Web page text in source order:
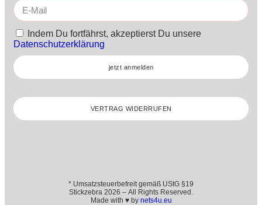
Indem Du fortfährst, akzeptierst Du unsere
Datenschutzerklärung
jetzt anmelden
VERTRAG WIDERRUFEN
* Umsatzsteuerbefreit gemäß UStG §19
Stickzebra 2026 – All Rights Reserved.
Made with ♥ by nets4u.eu